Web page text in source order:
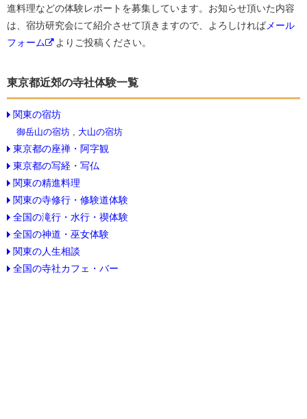
進料理などの体験レポートを募集しています。お知らせ頂いた内容
は、宿坊研究会にて紹介させて頂きますので、よろしければメール
フォーム
よりご投稿ください。
東京都近郊の寺社体験一覧
関東の宿坊
御岳山の宿坊 , 大山の宿坊
東京都の座禅・阿字観
東京都の写経・写仏
関東の精進料理
関東の寺修行・修験道体験
全国の滝行・水行・禊体験
全国の神道・巫女体験
関東の人生相談
全国の寺社カフェ・バー